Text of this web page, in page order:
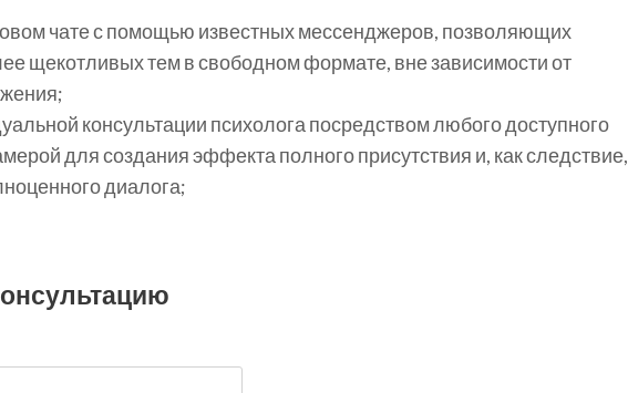
чате с помощью известных мессенджеров, позволяющих
щекотливых тем в свободном формате, вне зависимости от
консультации психолога посредством любого доступного
для создания эффекта полного присутствия и, как следствие,
диалога;